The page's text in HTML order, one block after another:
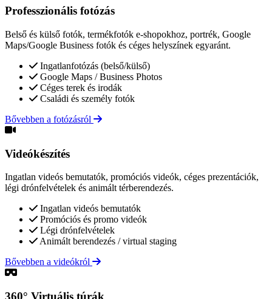
Professzionális fotózás
Belső és külső fotók, termékfotók e-shopokhoz, portrék, Google
Maps/Google Business fotók és céges helyszínek egyaránt.
Ingatlanfotózás (belső/külső)
Google Maps / Business Photos
Céges terek és irodák
Családi és személy fotók
Bővebben a fotózásról
Videókészítés
Ingatlan videós bemutatók, promóciós videók, céges prezentációk,
légi drónfelvételek és animált térberendezés.
Ingatlan videós bemutatók
Promóciós és promo videók
Légi drónfelvételek
Animált berendezés / virtual staging
Bővebben a videókról
360° Virtuális túrák